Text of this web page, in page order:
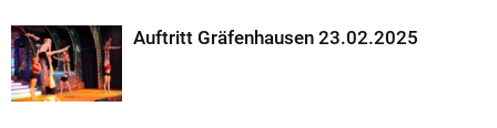
Auftritt Gräfenhausen 23.02.2025